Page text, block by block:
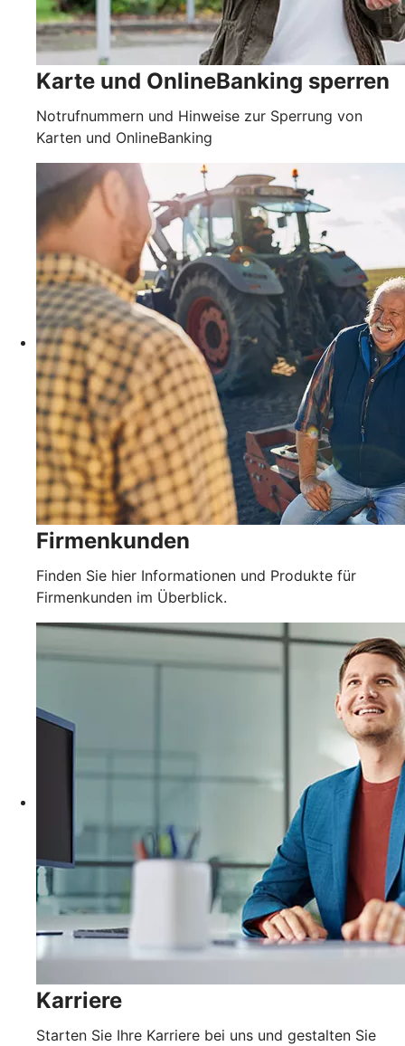
Karte und OnlineBanking sperren
Notrufnummern und Hinweise zur Sperrung von
Karten und OnlineBanking
Firmenkunden
Finden Sie hier Informationen und Produkte für
Firmenkunden im Überblick.
Karriere
Starten Sie Ihre Karriere bei uns und gestalten Sie